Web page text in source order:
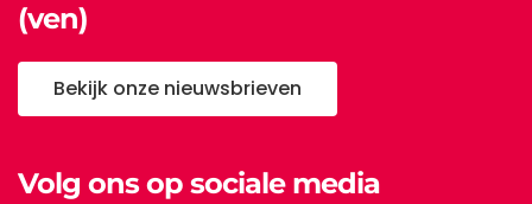
(ven)
Bekijk onze nieuwsbrieven
Volg ons op sociale media